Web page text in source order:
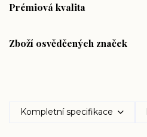
Prémiová kvalita
Zboží osvědčených značek
Kompletní specifikace